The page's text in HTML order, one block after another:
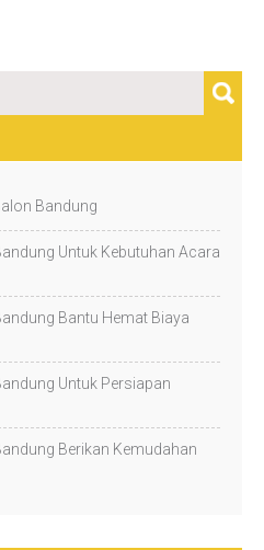
Bandung
Untuk Kebutuhan Acara
Bantu Hemat Biaya
Untuk Persiapan
Berikan Kemudahan